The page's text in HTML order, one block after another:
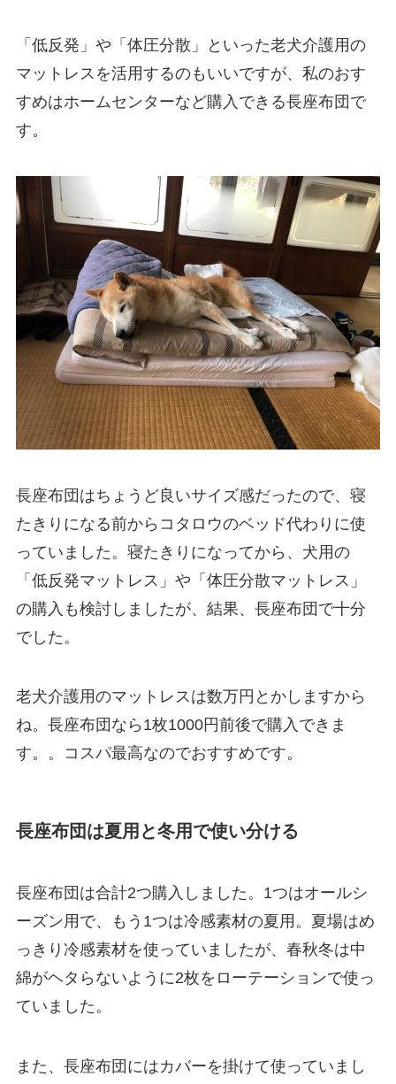
「低反発」や「体圧分散」といった老犬介護用の
マットレスを活用するのもいいですが、私のおす
すめはホームセンターなど購入できる長座布団で
す。
長座布団はちょうど良いサイズ感だったので、寝
たきりになる前からコタロウのベッド代わりに使
っていました。寝たきりになってから、犬用の
「低反発マットレス」や「体圧分散マットレス」
の購入も検討しましたが、結果、長座布団で十分
でした。
老犬介護用のマットレスは数万円とかしますから
ね。長座布団なら1枚1000円前後で購入できま
す。。コスパ最高なのでおすすめです。
長座布団は夏用と冬用で使い分ける
長座布団は合計2つ購入しました。1つはオールシ
ーズン用で、もう1つは冷感素材の夏用。夏場はめ
っきり冷感素材を使っていましたが、春秋冬は中
綿がヘタらないように2枚をローテーションで使っ
ていました。
また、長座布団にはカバーを掛けて使っていまし